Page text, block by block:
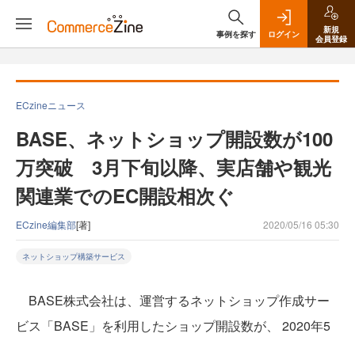
事例を探す ログイン
新規
会員登録
ECzineニュース
BASE、ネットショップ開設数が100
万突破 3月下旬以降、実店舗や観光
関連業でのEC開設相次ぐ
ECzine編集部[著] 2020/05/16 05:30
ネットショップ構築サービス
BASE株式会社は、運営するネットショップ作成サー
ビス「BASE」を利用したショップ開設数が、 2020年5